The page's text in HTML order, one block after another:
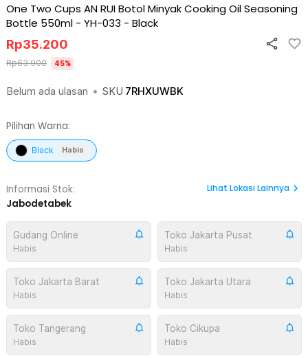
One Two Cups AN RUI Botol Minyak Cooking Oil Seasoning
Bottle 550ml - YH-033 - Black
Belum ada ulasan • SKU 7RHXUWBK
Rp35.200
Rp63.900 45%
Pilihan Warna:
Black Habis
Informasi Stok:
Jabodetabek
Lihat Lokasi Lainnya
Gudang Online
Habis
Toko Jakarta Pusat
Habis
Toko Jakarta Barat
Habis
Toko Jakarta Utara
Habis
Toko Tangerang
Habis
Toko Cikupa
Habis